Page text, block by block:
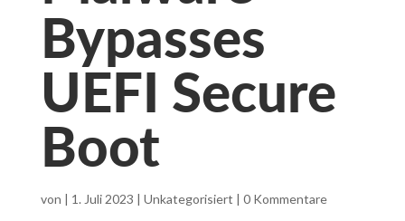
Bypasses
UEFI Secure
Boot
von | 1. Juli 2023 | Unkategorisiert | 0 Kommentare